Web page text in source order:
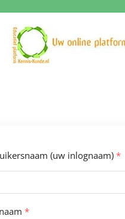
(uw inlognaam)*
*